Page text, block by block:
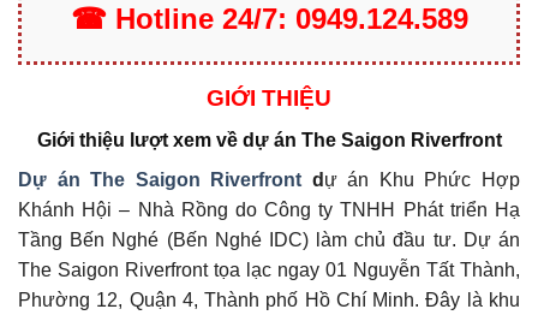
☎ Hotline 24/7: 0949.124.589
GIỚI THIỆU
Giới thiệu lượt xem về dự án The Saigon Riverfront
Dự án The Saigon Riverfront d ự án Khu Phức Hợp
Khánh Hội – Nhà Rồng do Công ty TNHH Phát triển Hạ
Tầng Bến Nghé (Bến Nghé IDC) làm chủ đầu tư. Dự án
The Saigon Riverfront tọa lạc ngay 01 Nguyễn Tất Thành,
Phường 12, Quận 4, Thành phố Hồ Chí Minh. Đây là khu